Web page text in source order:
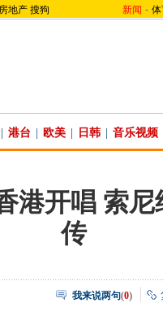
地产 搜狗 新闻 -
港台 欧美 日韩 音乐视频
港开唱 索
传
我来说两句(0)